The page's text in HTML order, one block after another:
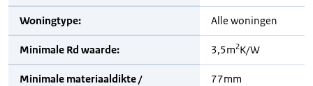
Woningtype: Alle woningen
Minimale Rd waarde: 3,5m2K/W
Minimale materiaaldikte /
77mm